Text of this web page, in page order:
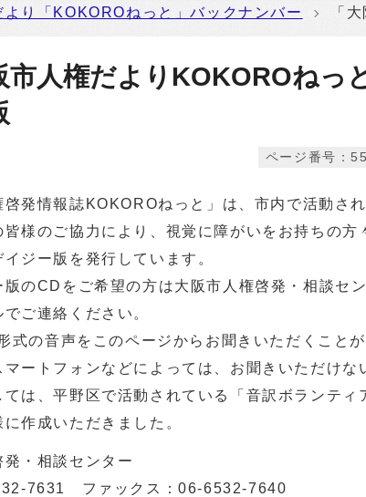
より「KOKOROねっと」バックナンバー
「
市人権だよりKOKOROね
ページ番号：
啓発情報誌KOKOROねっと」は、市内で活動さ
皆様のご協力により、視覚に障がいをお持ちの方
ジー版を発行しています。
版のCDをご希望の方は大阪市人権啓発・相談セ
ご連絡ください。
式の音声をこのページからお聞きいただくこと
マートフォンなどによっては、お聞きいただけな
は、平野区で活動されている「音訳ボランティ
作成いただきました。
発・相談センター
7631
ファックス：06-6532-7640